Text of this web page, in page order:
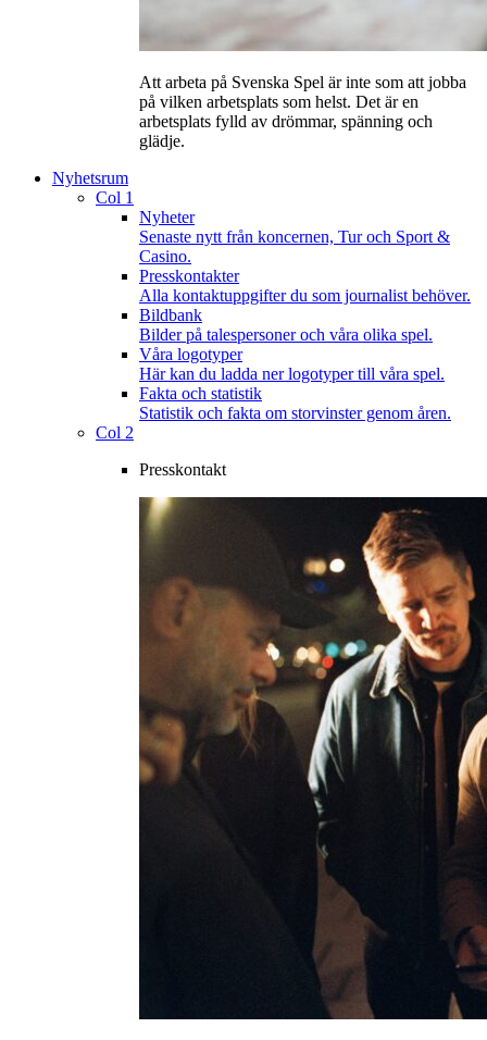
Att arbeta på Svenska Spel är inte som att jobba
på vilken arbetsplats som helst. Det är en
arbetsplats fylld av drömmar, spänning och
glädje.
Nyhetsrum
Col 1
Nyheter
Senaste nytt från koncernen, Tur och Sport &
Casino.
Presskontakter
Alla kontaktuppgifter du som journalist behöver.
Bildbank
Bilder på talespersoner och våra olika spel.
Våra logotyper
Här kan du ladda ner logotyper till våra spel.
Fakta och statistik
Statistik och fakta om storvinster genom åren.
Col 2
Presskontakt